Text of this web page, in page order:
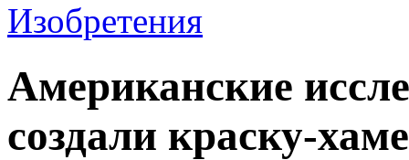
Изобретения
Американские
создали краску-